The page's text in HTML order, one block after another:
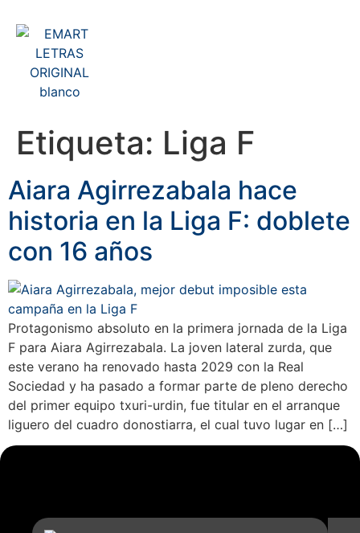
Etiqueta: Liga F
Aiara Agirrezabala hace
historia en la Liga F: doblete
con 16 años
Protagonismo absoluto en la primera jornada de la Liga
F para Aiara Agirrezabala. La joven lateral zurda, que
este verano ha renovado hasta 2029 con la Real
Sociedad y ha pasado a formar parte de pleno derecho
del primer equipo txuri-urdin, fue titular en el arranque
liguero del cuadro donostiarra, el cual tuvo lugar en […]